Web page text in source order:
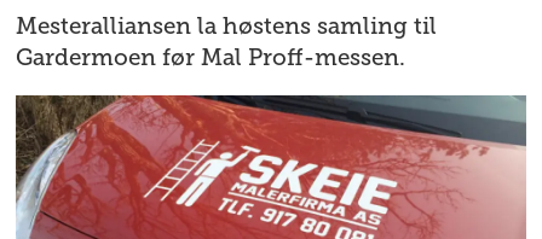
Mesteralliansen la høstens samling til
Gardermoen før Mal Proff-messen.